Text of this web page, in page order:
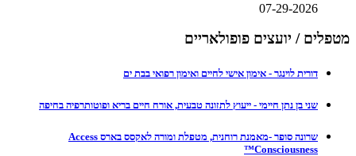
07-29-2026
מטפלים / יועצים פופולאריים
דורית לוינגר - אימון אישי לחיים ואימון רפואי בבת ים
שני בן נתן חיימי - ייעוץ לתזונה טבעית, אורח חיים בריא ופוטותרפיה בחיפה
שרונה סופר -מאמנת רוחנית, מטפלת ומורה לאקסס בארס Access
Consciousness™